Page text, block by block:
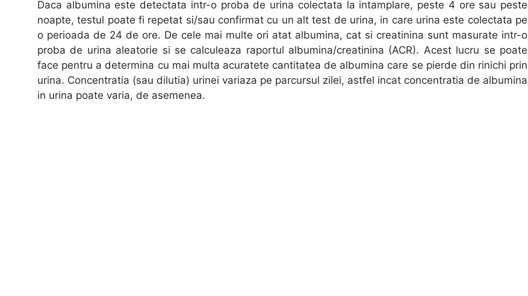
Daca albumina este detectata intr-o proba de urina colectata la intamplare, peste 4 ore sau peste
noapte, testul poate fi repetat si/sau confirmat cu un alt test de urina, in care urina este colectata pe
o perioada de 24 de ore. De cele mai multe ori atat albumina, cat si creatinina sunt masurate intr-o
proba de urina aleatorie si se calculeaza raportul albumina/creatinina (ACR). Acest lucru se poate
face pentru a determina cu mai multa acuratete cantitatea de albumina care se pierde din rinichi prin
urina. Concentratia (sau dilutia) urinei variaza pe parcursul zilei, astfel incat concentratia de albumina
in urina poate varia, de asemenea.